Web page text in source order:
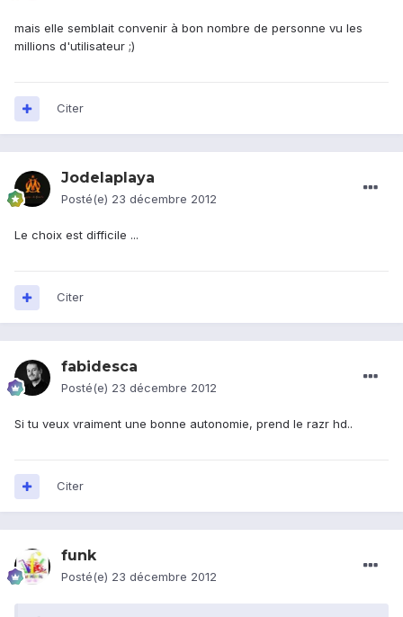
mais elle semblait convenir à bon nombre de personne vu les
millions d'utilisateur ;)
Citer
Jodelaplaya
Posté(e) 23 décembre 2012
Le choix est difficile ...
Citer
fabidesca
Posté(e) 23 décembre 2012
Si tu veux vraiment une bonne autonomie, prend le razr hd..
Citer
funk
Posté(e) 23 décembre 2012